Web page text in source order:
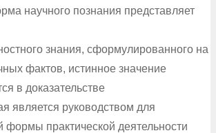
научного познания представляет
знания, сформулированного на
фактов, истинное значение
в доказательстве
является руководством для
формы практической деятельности